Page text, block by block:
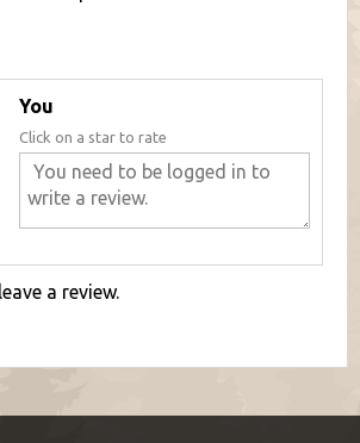
You
Click on a star to rate
a review.